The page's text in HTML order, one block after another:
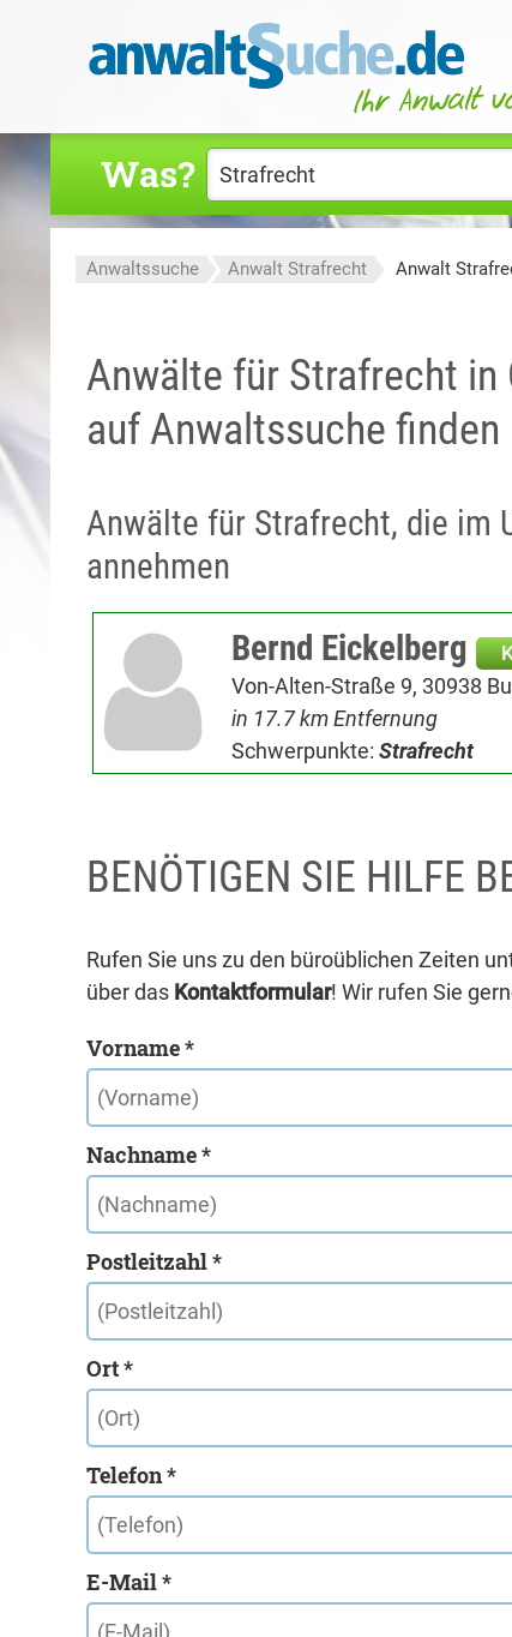
Was?
Anwaltssuche Anwalt Strafrecht Anwalt
Anwälte für Strafrecht in
auf Anwaltssuche finden
Anwälte für Strafrecht, die im
annehmen
Bernd Eickelberg
Von-Alten-Straße 9, 30938
in 17.7 km Entfernung
Schwerpunkte: Strafrecht
BENÖTIGEN SIE HILFE
Rufen Sie uns zu den büroüblichen Zeiten
über das Kontaktformular! Wir rufen Sie
Vorname *
Nachname *
Postleitzahl *
Ort *
Telefon *
E-Mail *